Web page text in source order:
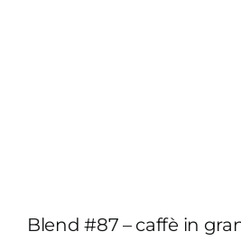
Blend #87 – caffè in